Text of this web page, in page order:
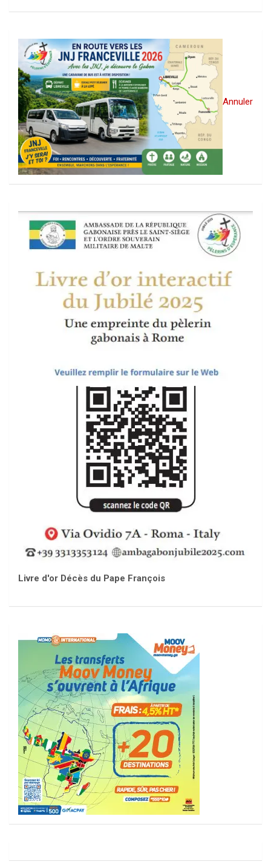
Annuler
Livre d'or Décès du Pape François